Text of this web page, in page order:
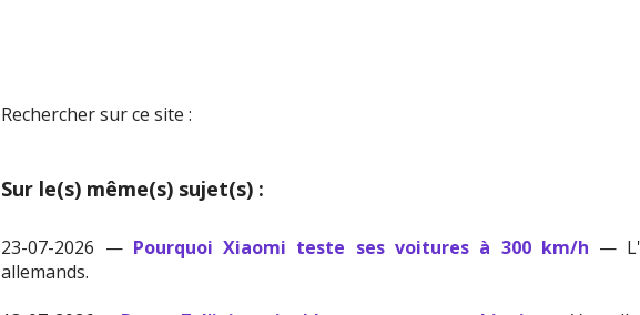
Rechercher sur ce site :
Sur le(s) même(s) sujet(s) :
23-07-2026 — Pourquoi Xiaomi teste ses voitures à 300 km/h —
allemands.